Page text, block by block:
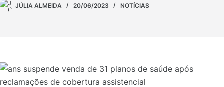
JÚLIA ALMEIDA 20/06/2023 NOTÍCIAS